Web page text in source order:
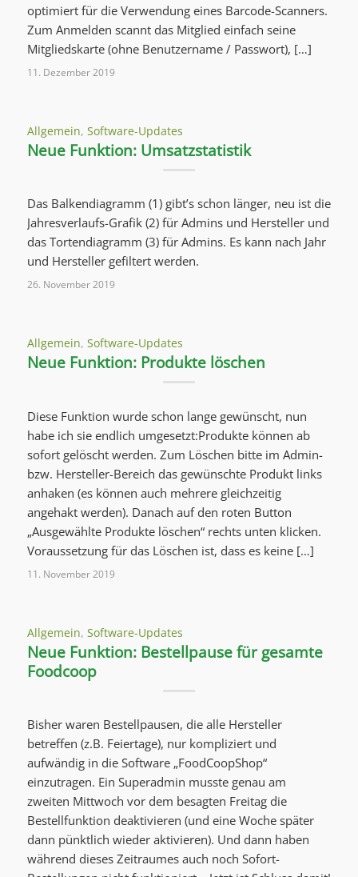
optimiert für die Verwendung eines Barcode-Scanners.
Zum Anmelden scannt das Mitglied einfach seine
Mitgliedskarte (ohne Benutzername / Passwort), […]
11. Dezember 2019
Allgemein, Software-Updates
Neue Funktion: Umsatzstatistik
Das Balkendiagramm (1) gibt’s schon länger, neu ist die
Jahresverlaufs-Grafik (2) für Admins und Hersteller und
das Tortendiagramm (3) für Admins. Es kann nach Jahr
und Hersteller gefiltert werden.
26. November 2019
Allgemein, Software-Updates
Neue Funktion: Produkte löschen
Diese Funktion wurde schon lange gewünscht, nun
habe ich sie endlich umgesetzt:Produkte können ab
sofort gelöscht werden. Zum Löschen bitte im Admin-
bzw. Hersteller-Bereich das gewünschte Produkt links
anhaken (es können auch mehrere gleichzeitig
angehakt werden). Danach auf den roten Button
„Ausgewählte Produkte löschen“ rechts unten klicken.
Voraussetzung für das Löschen ist, dass es keine […]
11. November 2019
Allgemein, Software-Updates
Neue Funktion: Bestellpause für gesamte
Foodcoop
Bisher waren Bestellpausen, die alle Hersteller
betreffen (z.B. Feiertage), nur kompliziert und
aufwändig in die Software „FoodCoopShop“
einzutragen. Ein Superadmin musste genau am
zweiten Mittwoch vor dem besagten Freitag die
Bestellfunktion deaktivieren (und eine Woche später
dann pünktlich wieder aktivieren). Und dann haben
während dieses Zeitraumes auch noch Sofort-